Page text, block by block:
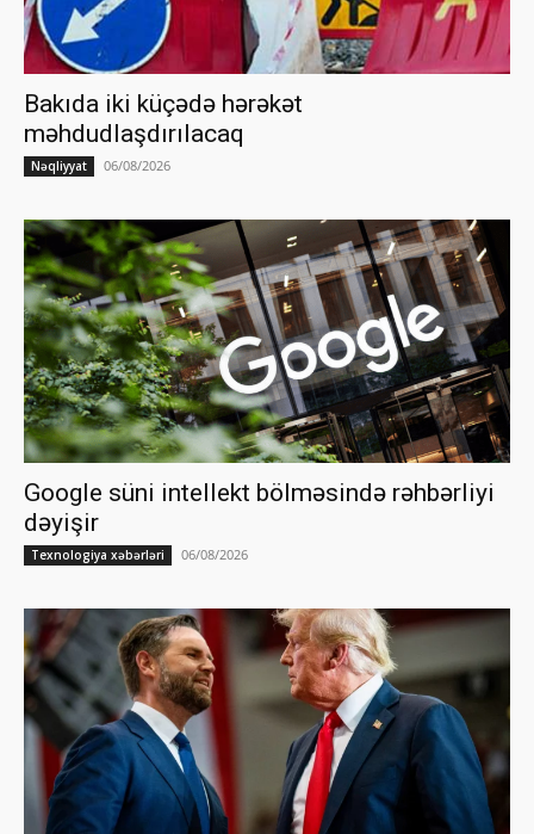
Bakıda iki küçədə hərəkət
məhdudlaşdırılacaq
Nəqliyyat 06/08/2026
Google süni intellekt bölməsində rəhbərliyi
dəyişir
Texnologiya xəbərləri 06/08/2026